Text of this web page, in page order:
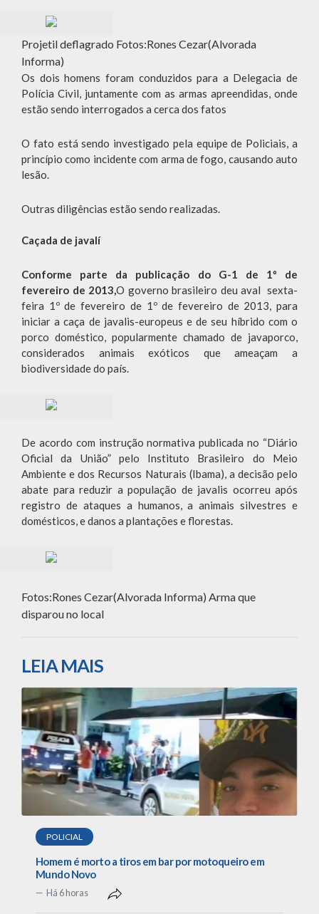
Projetil deflagrado Fotos:Rones Cezar(Alvorada
Informa)
Os dois homens foram conduzidos para a Delegacia de
Polícia Civil, juntamente com as armas apreendidas, onde
estão sendo interrogados a cerca dos fatos
O fato está sendo investigado pela equipe de Policiais, a
princípio como incidente com arma de fogo, causando auto
lesão.
Outras diligências estão sendo realizadas.
Caçada de javalí
Conforme parte da publicação do G-1 de 1º de
fevereiro de 2013,O governo brasileiro deu aval sexta-
feira 1º de fevereiro de 1º de fevereiro de 2013, para
iniciar a caça de javalis-europeus e de seu híbrido com o
porco doméstico, popularmente chamado de javaporco,
considerados animais exóticos que ameaçam a
biodiversidade do país.
De acordo com instrução normativa publicada no “Diário
Oficial da União” pelo Instituto Brasileiro do Meio
Ambiente e dos Recursos Naturais (Ibama), a decisão pelo
abate para reduzir a população de javalis ocorreu após
registro de ataques a humanos, a animais silvestres e
domésticos, e danos a plantações e florestas.
Fotos:Rones Cezar(Alvorada Informa) Arma que
disparou no local
LEIA MAIS
POLICIAL
Homem é morto a tiros em bar por motoqueiro em
Mundo Novo
Há 6 horas